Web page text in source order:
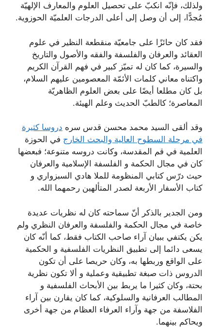
ولذلك، فإنّه انكبّ على تحصيل العلوم والمعارف الإلهيّة
مُجدًّا، إلى أن وصل إلى أعلى الدرجات العلميّة الحوزوية.
فقد كان حائزًا على جامعيّة منقطعة النظير في علوم
العقائد والعرفان والفلسفة والفقه والأصول والتاريخ
والسيرة، كما كان له تميّز كبير في فهم القرآن الكريم
واكتناه معاني كلمات الأئمّة المعصومين عليهم السلام،
بل كان مطلعا أيضًا على بعض العلوم الظاهريّة
المعاصرة؛ كالطبّ الحديث وعلم الهيئة.
وقد ألقى السيد محمد محسن قدس سره دروسا كثيرة
في مرحلة السطوح العالية والبحث الخارج في الحوزة
العلمية في قم المقدسة، وكانت دروسه متنوعة؛ فبعضها
كان في مجال الحكمة و الفلسفة الإسلامية والعرفان
حيث درّس كتابي المنظومة للملا هادي السبزواري و
كتاب الأسفار الأربعة لصدر المتألهين رحمهما الله.
ومن الجدير بالذكر أنّ سماحته كان له نظريات عديدة
خاصة في مجال الحكمة والفلسفة والعرفان النظري ولم
يكن يكتفي ببيان آراء صاحب الكتاب فقط، كما أنّه كان
يسعى دائما إلى تطبيق النظريات الفلسفية و الحكمية
على الواقع وربطها به، وكان حريصا على أن تكون
الدروس ذات صبغة تطبيقية وعملية و ألا تكون نظرية
بحتة، وكان كثيرا ما يربط بين الأبحاث الفلسفية و
المطالب العرفانية والسلوكية، كما كان يقارن بين آراء
الفلاسفة من جهة وآراء العرفاء العظام من جهة أخرى
ويحاكم بينهما.